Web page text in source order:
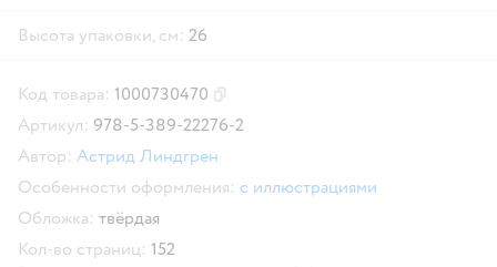
Высота упаковки, см: 26
Код товара: 1000730470
Артикул: 978-5-389-22276-2
Автор: Астрид Линдгрен
Особенности оформления: с иллюстрациями
Обложка: твёрдая
Кол-во страниц: 152